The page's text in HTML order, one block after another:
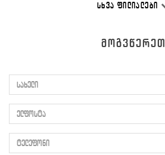
ᲡᲮᲕᲐ ᲤᲘᲚᲘᲐᲚᲔᲑᲘ
ᲛᲝᲒᲕᲬᲔᲠᲔᲗ